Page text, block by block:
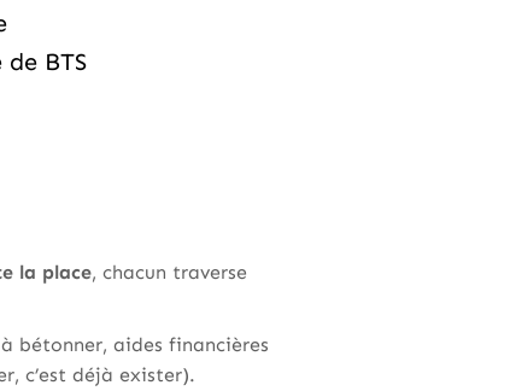
BTS
la place, chacun traverse
bétonner, aides financières
c’est déjà exister).